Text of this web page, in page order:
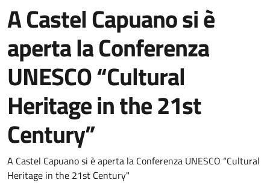
A Castel Capuano si è
aperta la Conferenza
UNESCO “Cultural
Heritage in the 21st
Century”
Dettagli della notizia
A Castel Capuano si è aperta la Conferenza UNESCO “Cultural
Heritage in the 21st Century"